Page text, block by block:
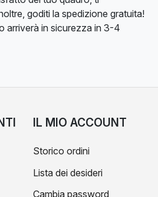
goditi la spedizione gratuita!
arriverà in sicurezza in 3-4
IL MIO ACCOUNT
Storico ordini
Lista dei desideri
Cambia password